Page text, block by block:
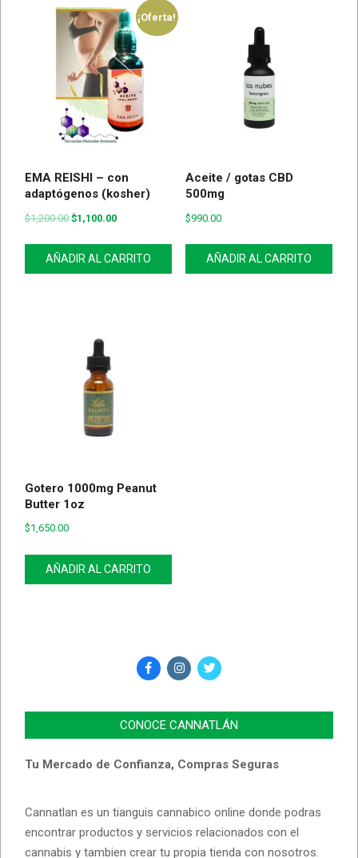
¡Oferta!
EMA REISHI – con
adaptógenos (kosher)
$1,200.00 $1,100.00
AÑADIR AL CARRITO
Aceite / gotas CBD
500mg
$990.00
AÑADIR AL CARRITO
Gotero 1000mg Peanut
Butter 1oz
$1,650.00
AÑADIR AL CARRITO
CONOCE CANNATLÁN
Tu Mercado de Confianza, Compras Seguras
Cannatlan es un tianguis cannabico online donde podras
encontrar productos y servicios relacionados con el
cannabis y tambien crear tu propia tienda con nosotros.